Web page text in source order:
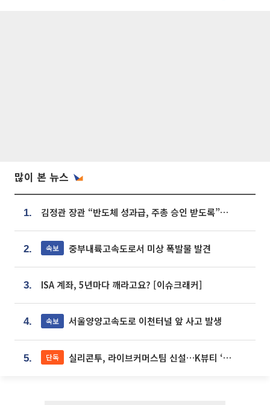
많이 본 뉴스
1. 김정관 장관 “반도체 성과급, 주총 승인 받도록”…상법·자본시장법 개정 시사
2. 속보 중부내륙고속도로서 미상 폭발물 발견
3. ISA 계좌, 5년마다 깨라고요? [이슈크래커]
4. 속보 서울양양고속도로 이천터널 앞 사고 발생
5. 단독 실리콘투, 라이브커머스팀 신설…K뷰티 ‘글로벌 판매망’ 확대[K뷰티 라방戰]